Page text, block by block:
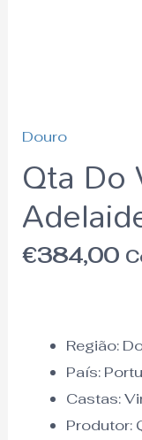
Douro
Qta Do
€384,00
Região:
País:
Castas:
Produtor: